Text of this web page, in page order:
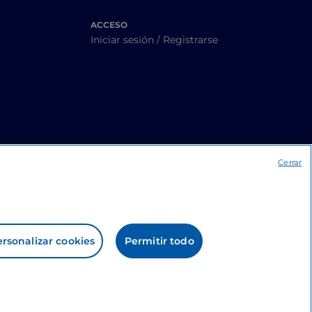
ACCESO
Iniciar sesión / Registrarse
cookies Permitir todo
Cerrar